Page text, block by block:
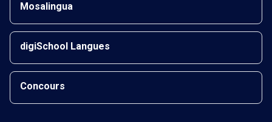
Mosalingua
digiSchool Langues
Concours